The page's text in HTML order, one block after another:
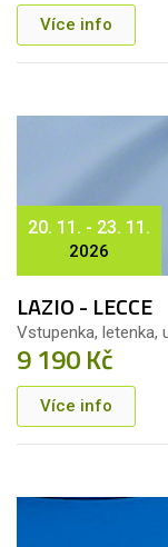
Více info
20. 11. - 23. 11.
2026
LAZIO - LECCE
Vstupenka, letenka,
9 190 Kč
Více info